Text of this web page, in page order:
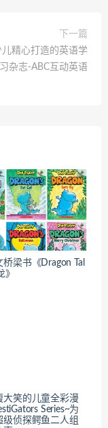
下一篇
儿精心打造的英语学
习杂志-ABC互动英语
梁书《Dragon Tal
》
大笑的儿童全彩漫
Series~为
级侦探鳄鱼二人组